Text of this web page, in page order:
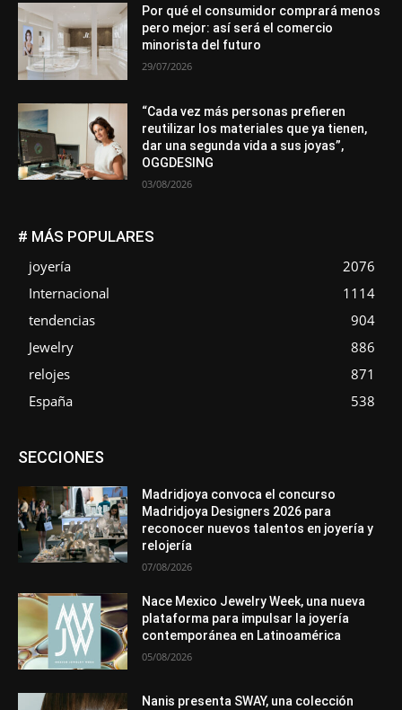
Por qué el consumidor comprará menos
pero mejor: así será el comercio
minorista del futuro
29/07/2026
“Cada vez más personas prefieren
reutilizar los materiales que ya tienen,
dar una segunda vida a sus joyas”,
OGGDESING
03/08/2026
# MÁS POPULARES
joyería
2076
Internacional
1114
tendencias
904
Jewelry
886
relojes
871
España
538
SECCIONESAsociaciones
Entrevistas
Mundo Técnico
Novedades Opiniones
Perspectiva
Premios
Secciones Sin categoría
Más
Madridjoya convoca el concurso
Madridjoya Designers 2026 para
reconocer nuevos talentos en joyería y
relojería
07/08/2026
Nace Mexico Jewelry Week, una nueva
plataforma para impulsar la joyería
contemporánea en Latinoamérica
05/08/2026
Nanis presenta SWAY, una colección